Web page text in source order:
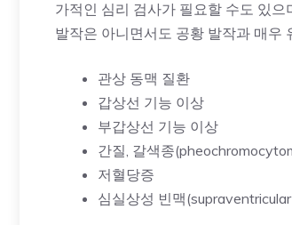
가적인 심리 검사가 필요할 수도 있
발작은 아니면서도 공황 발작과 매우
관상 동맥 질환
갑상선 기능 이상
부갑상선 기능 이상
간질, 갈색종
저혈당증
심실상성 빈맥